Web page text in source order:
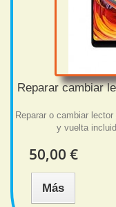
Reparar cambiar
Reparar o cambiar
y vuelta
50,00 €
Más